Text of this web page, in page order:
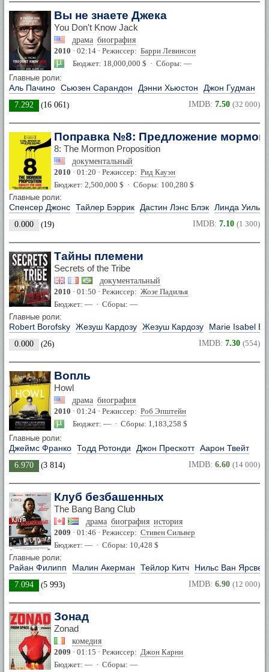
Вы не знаете Джека
You Don't Know Jack
драма биография
2010 · 02:14 · Режиссер: Барри Левинсон
Бюджет: 18,000,000 $ · Сборы: —
Главные роли:
Аль Пачино Сьюзен Сарандон Дэнни Хьюстон Джон Гудман
7.292 (16 061) IMDB: 7.50 (32 000)
Поправка №8: Предложение
8: The Mormon Proposition
документальный
2010 · 01:20 · Режиссер: Рид Кауэн
Бюджет: 2,500,000 $ · Сборы: 100,280 $
Главные роли:
Спенсер Джонс Тайлер Бэррик Дастин Лэнс Блэк Линда
0.000 (19) IMDB: 7.10 (1 300)
Тайны племени
Secrets of the Tribe
документальный
2010 · 01:50 · Режиссер: Жозе Падилья
Бюджет: — · Сборы: —
Главные роли:
Robert Borofsky Жезуш Кардозу Жезуш Кардозу Marie Isabel
0.000 (26) IMDB: 7.30 (554)
Вопль
Howl
драма биография
2010 · 01:24 · Режиссер: Роб Эпштейн
Бюджет: — · Сборы: 1,183,258 $
Главные роли:
Джеймс Франко Тодд Ротонди Джон Прескотт Аарон Твейт
6.970 (3 814) IMDB: 6.60 (14 000)
Клуб безбашенных
The Bang Bang Club
драма биография история
2009 · 01:46 · Режиссер: Стивен Сильвер
Бюджет: — · Сборы: 10,428 $
Главные роли:
Райан Филипп Малин Акерман Тейлор Китч Нильс Ван
7.094 (5 993) IMDB: 6.90 (12 000)
Зонад
Zonad
комедия
2009 · 01:15 · Режиссер: Джон Карни
Бюджет: — · Сборы: —